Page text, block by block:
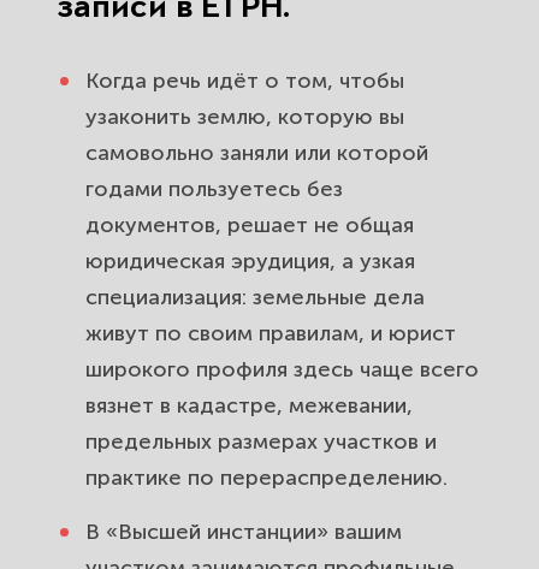
узаконивание участка после 15 лет
открытого владения.
Уточнение границ и наложение
участков, когда забор не
совпадает с кадастром.
Признание права собственности
на самовольно занятый участок
через суд.
Пришло предписание Росреестра
или штраф за самозахват — как
Самозахват под домом, гаражом
записи в ЕГРН.
Когда речь идёт о том, чтобы
узаконить землю, которую вы
самовольно заняли или которой
годами пользуетесь без
документов, решает не общая
юридическая эрудиция, а узкая
специализация: земельные дела
живут по своим правилам, и юрист
широкого профиля здесь чаще всего
вязнет в кадастре, межевании,
предельных размерах участков и
практике по перераспределению.
В «Высшей инстанции» вашим